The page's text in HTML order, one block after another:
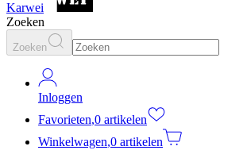
Karwei
Zoeken
Zoeken
Inloggen
Favorieten,0 artikelen
Winkelwagen,0 artikelen